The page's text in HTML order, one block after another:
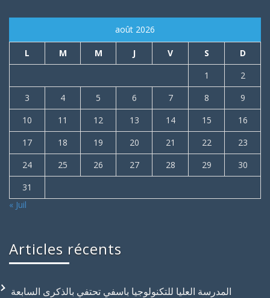
août 2026
L M M J V S
D
1
2
3
4 5 6 7 8
9
10
11 12 13 14 15
16
17
18 19 20 21 22
23
24
25 26 27 28 29
30
31
« Juil
Articles récents
المدرسة العليا للتكنولوجيا باسفي تحتفي بالذكرى السابعة